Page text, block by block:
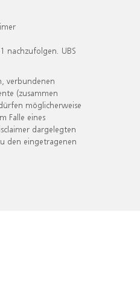
nachzufolgen. UBS
verbundenen
(zusammen
möglicherweise
Falle eines
dargelegten
den eingetragenen